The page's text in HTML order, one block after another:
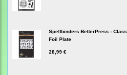
Spellbinders BetterPress -
Foil Plate
28,99 €